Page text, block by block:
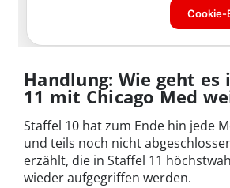
Handlung: Wie geht es
11 mit Chicago Med
Staffel 10 hat zum Ende hin jede
und teils noch nicht
erzählt, die in Staffel 11
wieder aufgegriffen werden.